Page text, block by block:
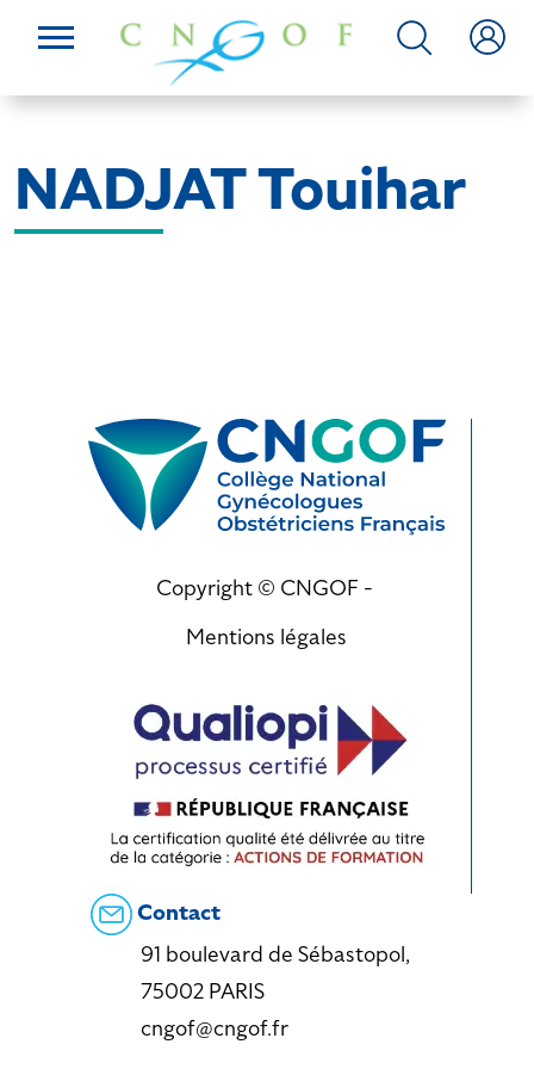
NADJAT Touihar
Copyright © CNGOF -
Mentions légales
Contact
91 boulevard de Sébastopol,
75002 PARIS
cngof@cngof.fr